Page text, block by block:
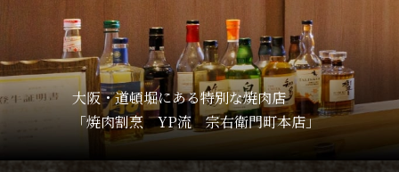
大阪・道頓堀にある特別な焼肉店
「焼肉割烹 YP流 宗右衛門町本店」